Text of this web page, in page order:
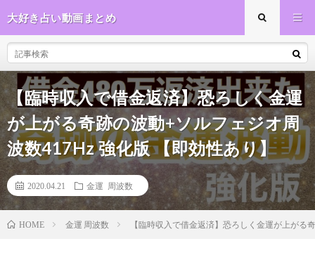
大好き占い動画まとめ
【臨時収入で借金返済】恐ろしく金運
が上がる奇跡の波動+ソルフェジオ周
波数417Hz 強化版 【即効性あり】
2020.04.21 金運 周波数
HOME 金運 周波数 【臨時収入で借金返済】恐ろしく金運が上が